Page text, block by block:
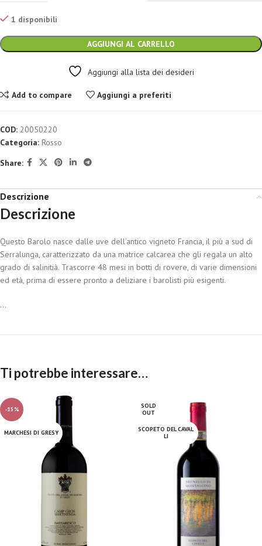
1 disponibili
AGGIUNGI AL CARRELLO
Aggiungi alla lista dei desideri
Add to compare Aggiungi a preferiti
COD: 20050220
Categoria: Rosso
Share:
Descrizione
Descrizione
Questo Barolo nasce dalle uve dell’antico vigneto Francia, il più a sud di
Serralunga, caratterizzato da una matrice calcarea che gli regala un alto
grado di salinitià. Trascorre 48 mesi in botti di rovere, di varie dimensioni
ed età, prima di essere pronto a deliziare i barolisti più esigenti.
...
Ti potrebbe interessare…
-15%
MARCHESI DI GRESY
SOLD
OUT
SCOPETO DEL CAVAL
LI